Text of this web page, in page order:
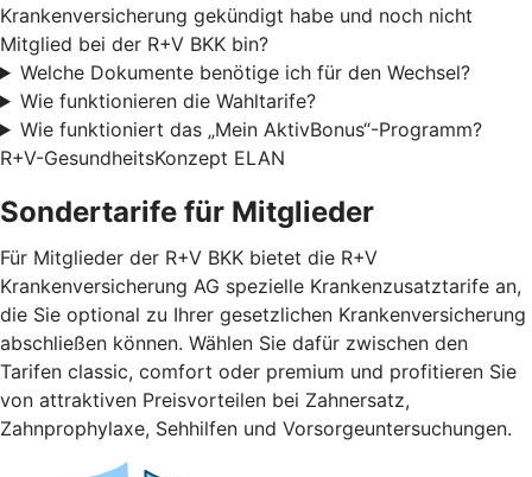
Krankenversicherung gekündigt habe und noch nicht
Mitglied bei der R+V BKK bin?
Welche Dokumente benötige ich für den Wechsel?
Wie funktionieren die Wahltarife?
Wie funktioniert das „Mein AktivBonus“-Programm?
R+V-GesundheitsKonzept ELAN
Sondertarife für Mitglieder
Für Mitglieder der R+V BKK bietet die R+V
Krankenversicherung AG spezielle Krankenzusatztarife an,
die Sie optional zu Ihrer gesetzlichen Krankenversicherung
abschließen können. Wählen Sie dafür zwischen den
Tarifen classic, comfort oder premium und profitieren Sie
von attraktiven Preisvorteilen bei Zahnersatz,
Zahnprophylaxe, Sehhilfen und Vorsorgeuntersuchungen.